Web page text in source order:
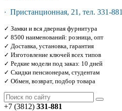
· Пристанционная, 21, тел. 331-881
✓ Замки и вся дверная фурнитура
✓ 8500 наименований: розница, опт
✓ Доставка, установка, гарантия
✓ Изготовление ключей всех типов
✓ Редкие модели под заказ: 10 дней
✓ Скидки пенсионерам, студентам
✓ Обмен, возврат, подбор товара
+7 (3812) 331-881